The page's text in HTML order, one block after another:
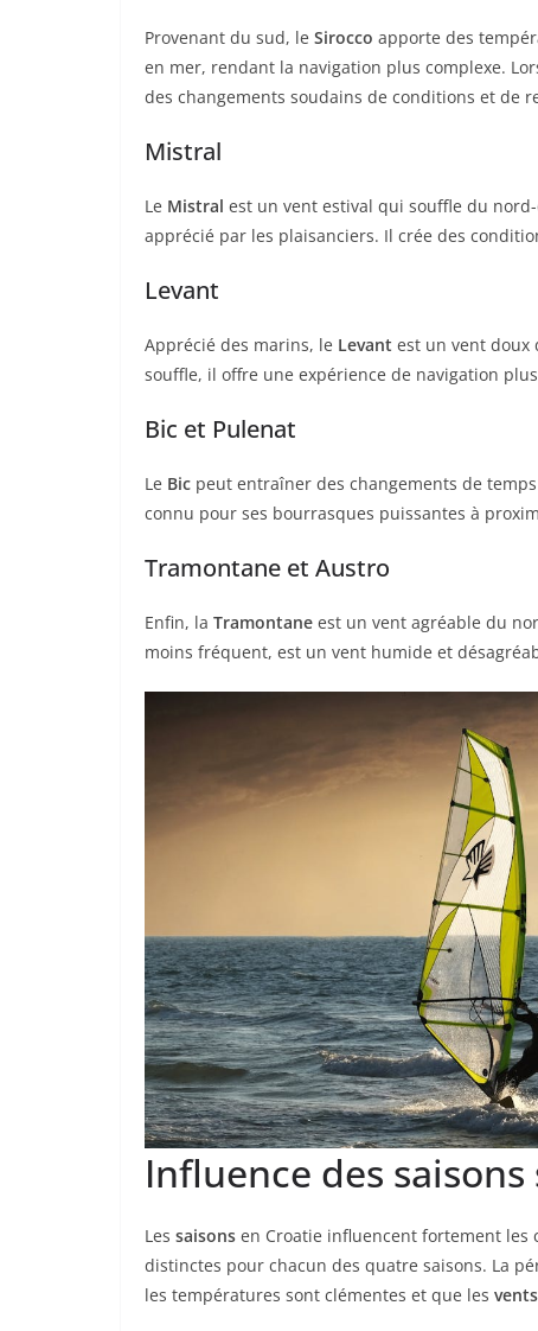
Provenant du sud, le Sirocco apporte des
en mer, rendant la navigation plus complexe.
des changements soudains de conditions et de
Mistral
Le Mistral est un vent estival qui souffle du
apprécié par les plaisanciers. Il crée des
Levant
Apprécié des marins, le Levant est un vent doux
souffle, il offre une expérience de navigation
Bic et Pulenat
Le Bic peut entraîner des changements de
connu pour ses bourrasques puissantes à
Tramontane et Austro
Enfin, la Tramontane est un vent agréable du
moins fréquent, est un vent humide et
Influence des
Les saisons en Croatie influencent fortement les
distinctes pour chacun des quatre saisons. La
les températures sont clémentes et que les vents